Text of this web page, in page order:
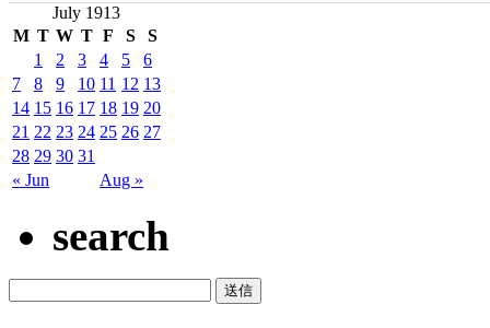
July 1913
M T W T F S S
« Jun Aug »
1 2 3 4 5
6
7
8 9 10 11 12 13
14 15 16 17 18 19 20
21 22 23 24 25 26 27
28 29 30 31
search